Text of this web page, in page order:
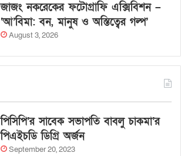
জাজং নকরেকের ফটোগ্রাফি এক্সিবিশন –
‘আ’বিমা: বন, মানুষ ও অস্তিত্বের গল্প’
August 3, 2026
পিসিপি’র সাবেক সভাপতি বাবলু চাকমা’র
পিএইচডি ডিগ্রি অর্জন
September 20, 2023